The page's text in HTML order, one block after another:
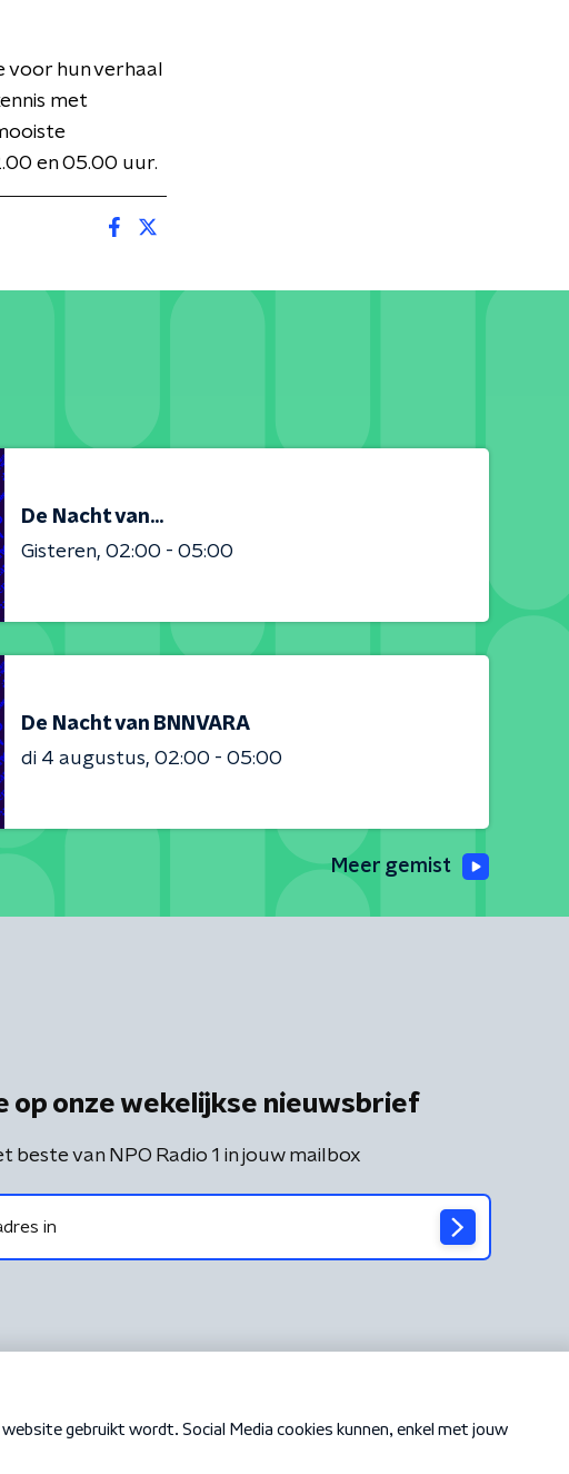
voor hun verhaal
met
en 05.00 uur.
De Nacht van...
Gisteren 02:00 - 05:00
De Nacht van BNNVARA
di 4 augustus 02:00 - 05:00
Meer gemist
op onze wekelijkse nieuwsbrief
beste van NPO Radio 1 in jouw mailbox